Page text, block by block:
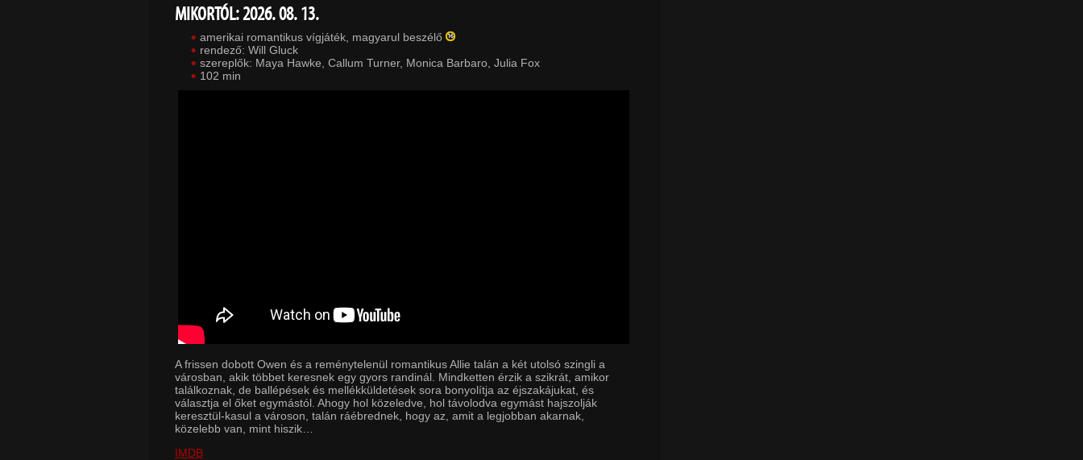
MIKORTÓL: 2026. 08. 13.
amerikai romantikus vígjáték, magyarul beszélő
rendező: Will Gluck
szereplők: Maya Hawke, Callum Turner, Monica Barbaro, Julia Fox
102 min
A frissen dobott Owen és a reménytelenül romantikus Allie talán a két utolsó szingli a
városban, akik többet keresnek egy gyors randinál. Mindketten érzik a szikrát, amikor
találkoznak, de ballépések és mellékküldetések sora bonyolítja az éjszakájukat, és
választja el őket egymástól. Ahogy hol közeledve, hol távolodva egymást hajszolják
keresztül-kasul a városon, talán ráébrednek, hogy az, amit a legjobban akarnak,
közelebb van, mint hiszik…
IMDB